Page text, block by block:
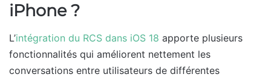
iPhone ?
L’intégration du RCS dans iOS 18 apporte plusieurs
fonctionnalités qui améliorent nettement les
conversations entre utilisateurs de différentes